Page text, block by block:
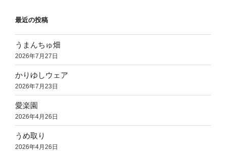
最近の投稿
うまんちゅ畑
2026年7月27日
かりゆしウェア
2026年7月23日
愛楽園
2026年4月26日
うめ取り
2026年4月26日